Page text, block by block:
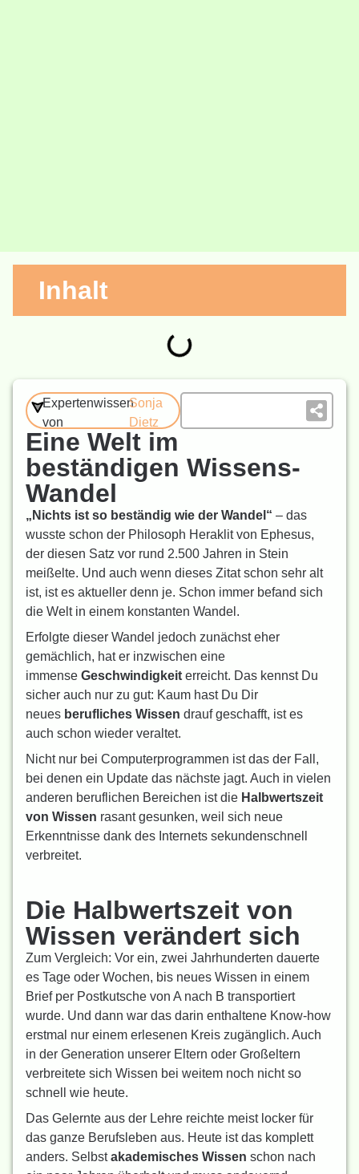
Inhalt
Expertenwissen
von
Sonja
Dietz
Eine Welt im
beständigen Wissens-
Wandel
„Nichts ist so beständig wie der Wandel“ – das
wusste schon der Philosoph Heraklit von Ephesus,
der diesen Satz vor rund 2.500 Jahren in Stein
meißelte. Und auch wenn dieses Zitat schon sehr alt
ist, ist es aktueller denn je. Schon immer befand sich
die Welt in einem konstanten Wandel.
Erfolgte dieser Wandel jedoch zunächst eher
gemächlich, hat er inzwischen eine
immense Geschwindigkeit erreicht. Das kennst Du
sicher auch nur zu gut: Kaum hast Du Dir
neues berufliches Wissen drauf geschafft, ist es
auch schon wieder veraltet.
Nicht nur bei Computerprogrammen ist das der Fall,
bei denen ein Update das nächste jagt. Auch in vielen
anderen beruflichen Bereichen ist die Halbwertszeit
von Wissen rasant gesunken, weil sich neue
Erkenntnisse dank des Internets sekundenschnell
verbreitet.
Die Halbwertszeit von
Wissen verändert sich
Zum Vergleich: Vor ein, zwei Jahrhunderten dauerte
es Tage oder Wochen, bis neues Wissen in einem
Brief per Postkutsche von A nach B transportiert
wurde. Und dann war das darin enthaltene Know-how
erstmal nur einem erlesenen Kreis zugänglich. Auch
in der Generation unserer Eltern oder Großeltern
verbreitete sich Wissen bei weitem noch nicht so
schnell wie heute.
Das Gelernte aus der Lehre reichte meist locker für
das ganze Berufsleben aus. Heute ist das komplett
anders. Selbstakademisches Wissen schon nach